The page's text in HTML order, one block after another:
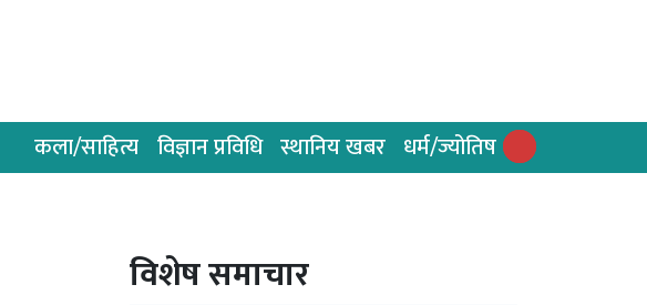
कला/साहित्य विज्ञान प्रविधि स्थानिय खबर धर्म/ज्योतिष
विशेष समाचार